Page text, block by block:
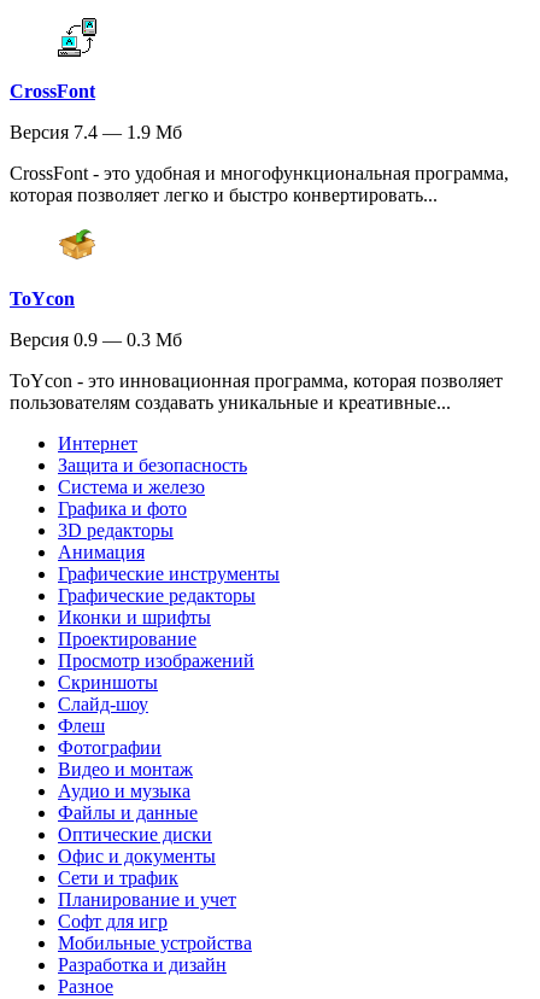
CrossFont
Версия 7.4 — 1.9 Мб
CrossFont - это удобная и многофункциональная программа,
которая позволяет легко и быстро конвертировать...
ToYcon
Версия 0.9 — 0.3 Мб
ToYcon - это инновационная программа, которая позволяет
пользователям создавать уникальные и креативные...
Интернет
Защита и безопасность
Система и железо
Графика и фото
3D редакторы
Анимация
Графические инструменты
Графические редакторы
Иконки и шрифты
Проектирование
Просмотр изображений
Скриншоты
Слайд-шоу
Флеш
Фотографии
Видео и монтаж
Аудио и музыка
Файлы и данные
Оптические диски
Офис и документы
Сети и трафик
Планирование и учет
Софт для игр
Мобильные устройства
Разработка и дизайн
Разное